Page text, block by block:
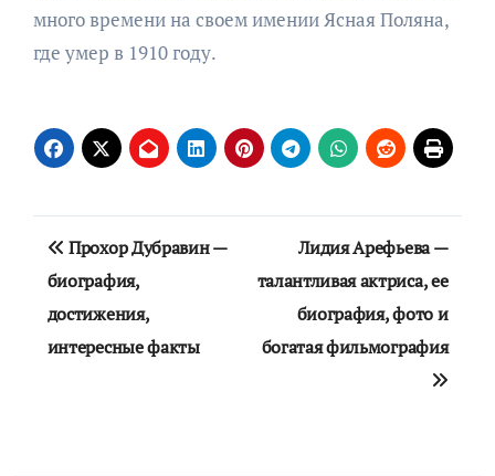
много времени на своем имении Ясная Поляна,
где умер в 1910 году.
Навигация
по
записям
Прохор Дубравин —
биография,
достижения,
интересные факты
Лидия Арефьева —
талантливая актриса, ее
биография, фото и
богатая фильмография